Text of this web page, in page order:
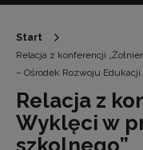
Start
Relacja z konferencji
– Ośrodek Rozwoju Edukacji
Relacja z
Wyklęci w
szkolnego”